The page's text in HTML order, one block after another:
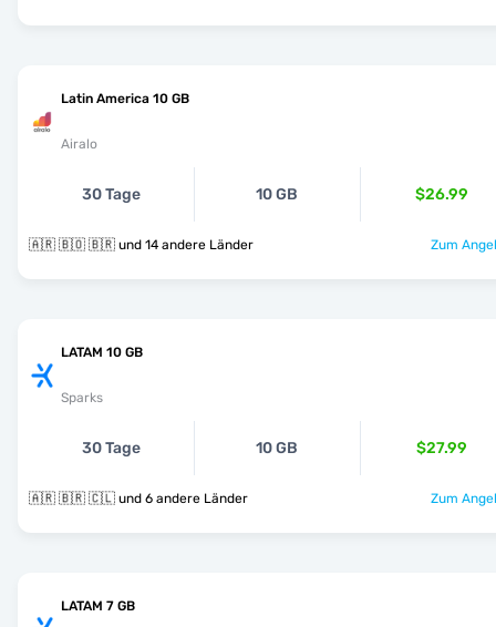
Latin America 10 GB
Airalo
30 Tage 10 GB $26.99
🇦🇷 🇧🇴 🇧🇷 und 14 andere Länder Zum
LATAM 10 GB
Sparks
30 Tage 10 GB $27.99
🇦🇷 🇧🇷 🇨🇱 und 6 andere Länder Zum
LATAM 7 GB